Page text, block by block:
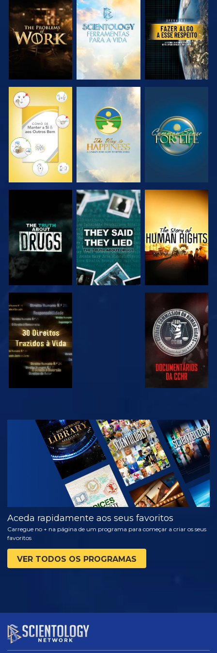
EXPLORAR A
SÉRIE
EXPLORAR A
SÉRIE
VER
VER VER VER
VER VER
VER VER
VER
EXPLORAR A
SÉRIE
Aceda rapidamente aos seus favoritos
Carregue no + na página de um programa para começar a criar os seus
favoritos
VER TODOS OS PROGRAMAS